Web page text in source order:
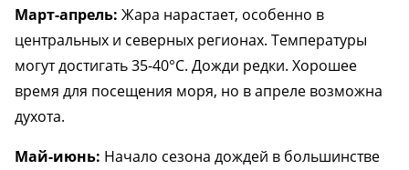
Март-апрель: Жара нарастает, особенно в
центральных и северных регионах. Температуры
могут достигать 35-40°C. Дожди редки. Хорошее
время для посещения моря, но в апреле возможна
духота.
Май-июнь: Начало сезона дождей в большинстве